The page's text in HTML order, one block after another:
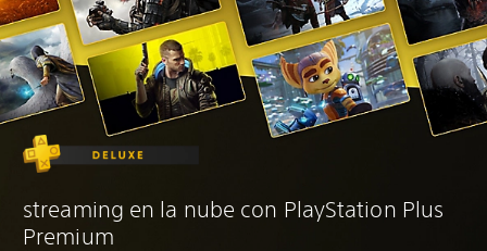
streaming en la nube con PlayStation Plus
Premium